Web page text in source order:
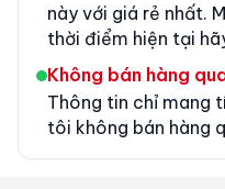
này với giá rẻ nhất.
thời điểm hiện tại
Không bán hàng
Thông tin chỉ mang
tôi không bán hàng